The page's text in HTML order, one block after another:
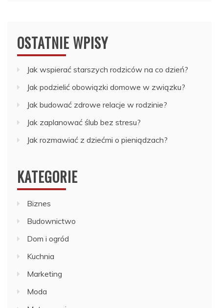
OSTATNIE WPISY
Jak wspierać starszych rodziców na co dzień?
Jak podzielić obowiązki domowe w związku?
Jak budować zdrowe relacje w rodzinie?
Jak zaplanować ślub bez stresu?
Jak rozmawiać z dziećmi o pieniądzach?
KATEGORIE
Biznes
Budownictwo
Dom i ogród
Kuchnia
Marketing
Moda